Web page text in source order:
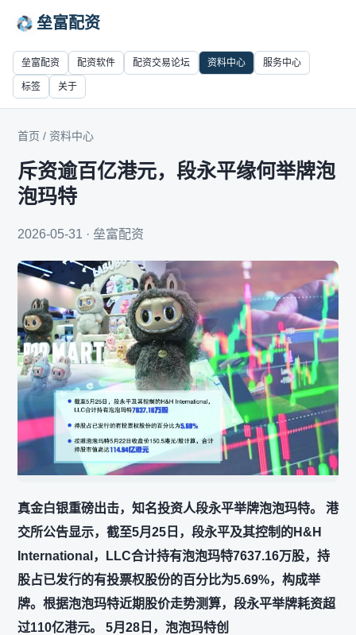
垒富配资
垒富配资 配资软件 配资交易论坛 资料中心 服务中心
标签 关于
首页 / 资料中心
斥资逾百亿港元，段永平缘何举牌泡
泡玛特
2026-05-31 · 垒富配资
真金白银重磅出击，知名投资人段永平举牌泡泡玛特。 港
交所公告显示，截至5月25日，段永平及其控制的H&H
International，LLC合计持有泡泡玛特7637.16万股，持
股占已发行的有投票权股份的百分比为5.69%，构成举
牌。根据泡泡玛特近期股价走势测算，段永平举牌耗资超
过110亿港元。 5月28日，泡泡玛特创